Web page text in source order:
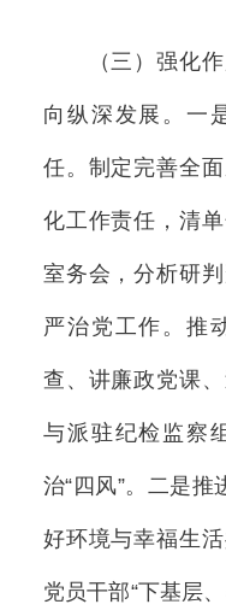
（三）强化作
向纵深发展。一
任。制定完善全
化工作责任，清
室务会，分析研
严治党工作。推
查、讲廉政党课
与派驻纪检监察
治“四风”。二是推
好环境与幸福生
党员干部“下基层